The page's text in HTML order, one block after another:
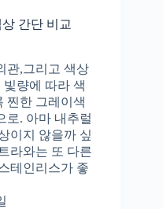
간단 비교
관,그리고 색상
량에 따라 색
찐한 그레이색
로. 아마 내추럴
이지 않을까 싶
라와는 또 다른
테인리스가 좋